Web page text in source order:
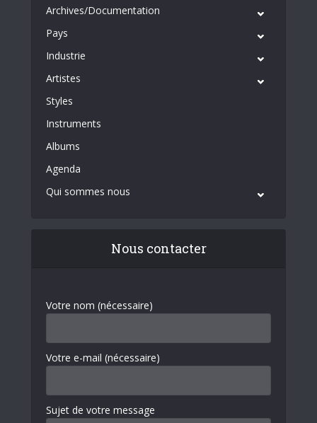
Archives/Documentation
Pays
Industrie
Artistes
Styles
Instruments
Albums
Agenda
Qui sommes nous
Nous contacter
Votre nom (nécessaire)
Votre e-mail (nécessaire)
Sujet de votre message